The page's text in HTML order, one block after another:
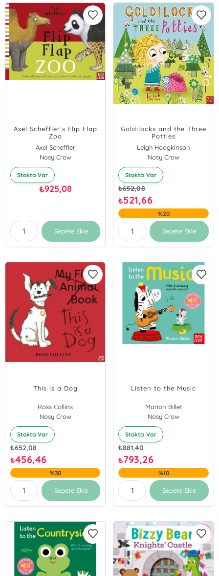
Axel Scheffler’s Flip Flap
Zoo
Axel Scheffler
Nosy Crow
Stokta Var
₺925,08
Sepete Ekle
Goldilocks and the Three
Potties
Leigh Hodgkinson
Nosy Crow
Stokta Var
₺652,08
₺521,66
%20
Sepete Ekle
This is a Dog
Ross Collins
Nosy Crow
Stokta Var
₺652,08
₺456,46
%30
Sepete Ekle
Listen to the Music
Marion Billet
Nosy Crow
Stokta Var
₺881,40
₺793,26
%10
Sepete Ekle